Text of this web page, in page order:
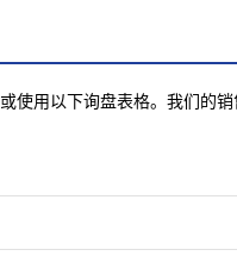
或使用以下询盘表格。我们的销